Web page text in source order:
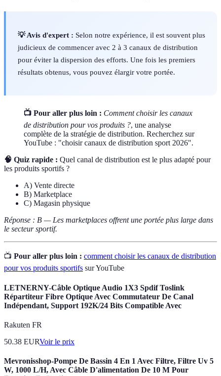
💡 Avis d'expert : Selon notre expérience, il est souvent plus
judicieux de commencer avec 2 à 3 canaux de distribution
pour éviter la dispersion des efforts. Une fois les premiers
résultats obtenus, vous pouvez élargir votre portée.
📺 Pour aller plus loin : Comment choisir les canaux
de distribution pour vos produits ?, une analyse
complète de la stratégie de distribution. Recherchez sur
YouTube : "choisir canaux de distribution sport 2026".
🧠 Quiz rapide : Quel canal de distribution est le plus adapté pour
les produits sportifs ?
A) Vente directe
B) Marketplace
C) Magasin physique
Réponse : B — Les marketplaces offrent une portée plus large dans
le secteur sportif.
📺 Pour aller plus loin : comment choisir les canaux de distribution
pour vos produits sportifs sur YouTube
LETNERNY-Câble Optique Audio 1X3 Spdif Toslink
Répartiteur Fibre Optique Avec Commutateur De Canal
Indépendant, Support 192K/24 Bits Compatible Avec
Rakuten FR
50.38 EURVoir le prix
Mevronisshop-Pompe De Bassin 4 En 1 Avec Filtre, Filtre Uv 5
W, 1000 L/H, Avec Câble D'alimentation De 10 M Pour